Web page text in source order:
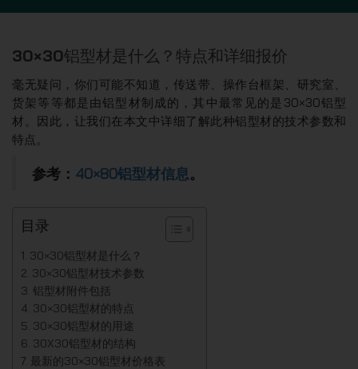
30×30铝型材是什么？特点和详细报价
毫无疑问，你们可能不知道，传送带、操作台框架、研究室、
货架等等都是由铝型材制成的，其中最常见的是30×30铝型
材。因此，让我们在本文中详细了解此种铝型材的技术参数和
特点。
参考： 40×80铝型材信息。
目录
30×30铝型材是什么？
30×30铝型材技术参数
铝型材附件包括
30×30铝型材的特点
30×30铝型材的用途
30X30铝型材的结构
最新的30×30铝型材价格表